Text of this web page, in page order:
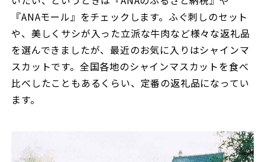
『ANAモール』をチェックします。ふぐ刺しのセット
や、美しくサシが入った立派な牛肉など様々な返礼品
を選んできましたが、最近のお気に入りはシャインマ
スカットです。全国各地のシャインマスカットを食べ
比べしたこともあるくらい、定番の返礼品になってい
ます。